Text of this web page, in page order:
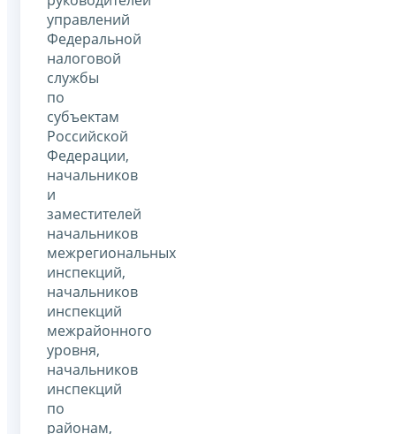
управлений
Федеральной
налоговой
службы
по
субъектам
Российской
Федерации,
начальников
и
заместителей
начальников
межрегиональных
инспекций,
начальников
инспекций
межрайонного
уровня,
начальников
инспекций
по
районам,